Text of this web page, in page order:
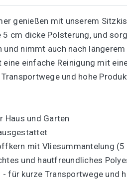
genießen mit unserem
5 cm dicke Polsterung, und
nimmt auch nach
einfache Reinigung mit
und hohe
Haus und Garten
mit Vliesummantelung
und hautfreundliches
- für kurze Transportwege und